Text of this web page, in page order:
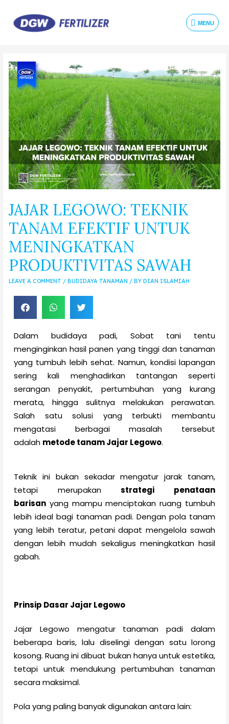
MENU
JAJAR LEGOWO: TEKNIK
TANAM EFEKTIF UNTUK
MENINGKATKAN
PRODUKTIVITAS SAWAH
LEAVE A COMMENT / BUDIDAYA TANAMAN / BY DIAN ISLAMIAH
Dalam budidaya padi, Sobat tani tentu
menginginkan hasil panen yang tinggi dan tanaman
yang tumbuh lebih sehat. Namun, kondisi lapangan
sering kali menghadirkan tantangan seperti
serangan penyakit, pertumbuhan yang kurang
merata, hingga sulitnya melakukan perawatan.
Salah satu solusi yang terbukti membantu
mengatasi berbagai masalah tersebut
adalah metode tanam Jajar Legowo.
Teknik ini bukan sekadar mengatur jarak tanam,
tetapi merupakanstrategi penataan
barisanyang mampu menciptakan ruang tumbuh
lebih ideal bagi tanaman padi. Dengan pola tanam
yang lebih teratur, petani dapat mengelola sawah
dengan lebih mudah sekaligus meningkatkan hasil
gabah.
Prinsip Dasar Jajar Legowo
Jajar Legowo mengatur tanaman padi dalam
beberapa baris, lalu diselingi dengan satu lorong
kosong. Ruang ini dibuat bukan hanya untuk estetika,
tetapi untuk mendukung pertumbuhan tanaman
secara maksimal.
Pola yang paling banyak digunakan antara lain: